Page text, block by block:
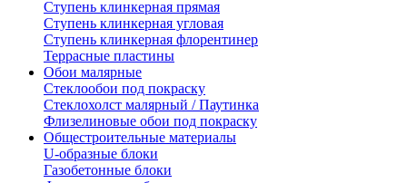
Ступень клинкерная прямая
Ступень клинкерная угловая
Ступень клинкерная флорентинер
Террасные пластины
Обои малярные
Стеклообои под покраску
Стеклохолст малярный / Паутинка
Флизелиновые обои под покраску
Общестроительные материалы
U-образные блоки
Газобетонные блоки